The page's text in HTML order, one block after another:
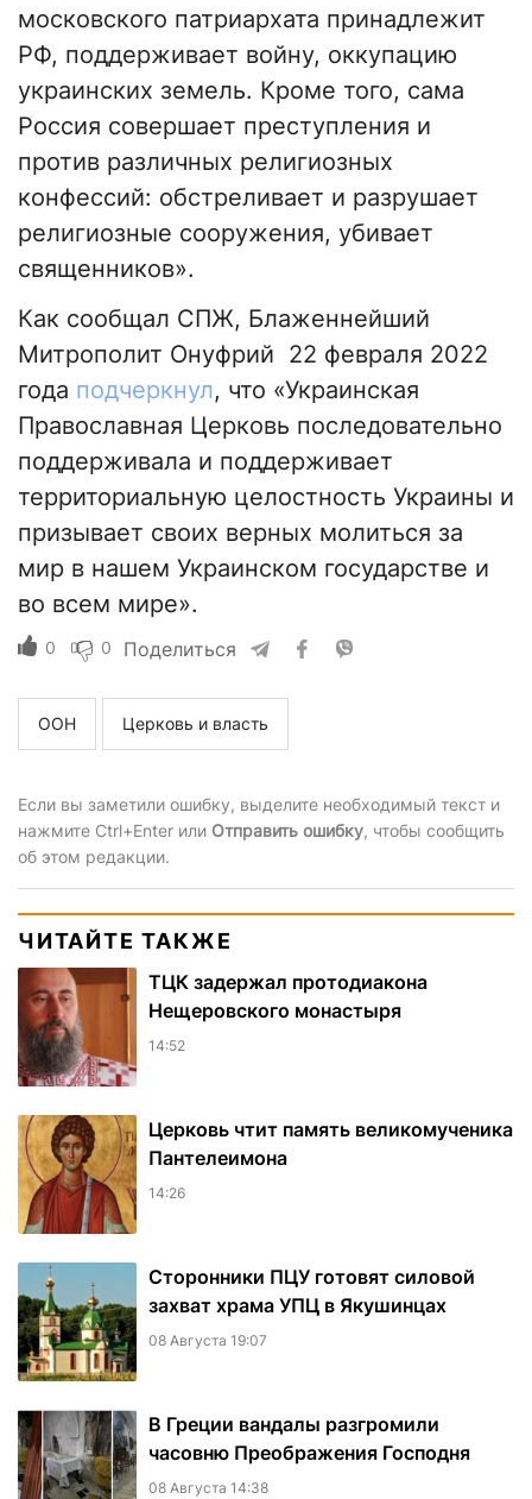
московского патриархата принадлежит
РФ, поддерживает войну, оккупацию
украинских земель. Кроме того, сама
Россия совершает преступления и
против различных религиозных
конфессий: обстреливает и разрушает
религиозные сооружения, убивает
священников».
Как сообщал СПЖ, Блаженнейший
Митрополит Онуфрий 22 февраля 2022
года подчеркнул, что «Украинская
Православная Церковь последовательно
поддерживала и поддерживает
территориальную целостность Украины и
призывает своих верных молиться за
мир в нашем Украинском государстве и
во всем мире».
0 0 Поделиться
ООН Церковь и власть
Если вы заметили ошибку, выделите необходимый текст и
нажмите Ctrl+Enter или Отправить ошибку, чтобы сообщить
об этом редакции.
ЧИТАЙТЕ ТАКЖЕ
ТЦК задержал протодиакона
Нещеровского монастыря
14:52
Церковь чтит память великомученика
Пантелеимона
14:26
Сторонники ПЦУ готовят силовой
захват храма УПЦ в Якушинцах
08 Августа 19:07
В Греции вандалы разгромили
часовню Преображения Господня
08 Августа 14:38